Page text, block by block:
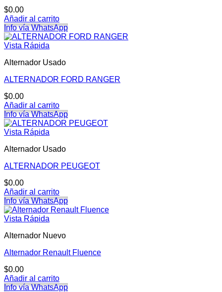
$0.00
Añadir al carrito
Info vía WhatsApp
Vista Rápida
Alternador Usado
ALTERNADOR FORD RANGER
$0.00
Añadir al carrito
Info vía WhatsApp
Vista Rápida
Alternador Usado
ALTERNADOR PEUGEOT
$0.00
Añadir al carrito
Info vía WhatsApp
Vista Rápida
Alternador Nuevo
Alternador Renault Fluence
$0.00
Añadir al carrito
Info vía WhatsApp